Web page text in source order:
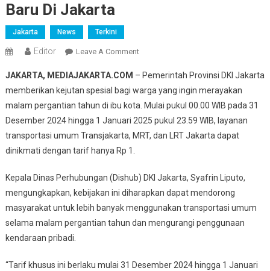
Baru Di Jakarta
Jakarta News Terkini
Editor Leave A CommentOn
Nikmati
Transportasi
Umum
Hanya
Rp
Malam
Tahun
JAKARTA, MEDIAJAKARTA.COM – Pemerintah Provinsi DKI Jakarta
memberikan kejutan spesial bagi warga yang ingin merayakan
malam pergantian tahun di ibu kota. Mulai pukul 00.00 WIB pada 31
Desember 2024 hingga 1 Januari 2025 pukul 23.59 WIB, layanan
transportasi umum Transjakarta, MRT, dan LRT Jakarta dapat
dinikmati dengan tarif hanya Rp 1.
Kepala Dinas Perhubungan (Dishub) DKI Jakarta, Syafrin Liputo,
mengungkapkan, kebijakan ini diharapkan dapat mendorong
masyarakat untuk lebih banyak menggunakan transportasi umum
selama malam pergantian tahun dan mengurangi penggunaan
kendaraan pribadi.
“Tarif khusus ini berlaku mulai 31 Desember 2024 hingga 1 Januari